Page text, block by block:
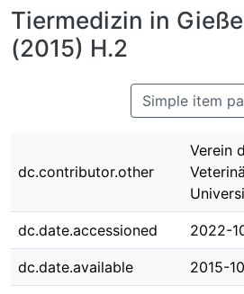
Tiermedizin in
(2015) H.2
Simple item
dc.contributor.other
Verein
dc.date.accessioned 2022-
dc.date.available 2015-